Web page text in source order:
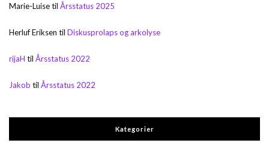
Marie-Luisetil Årsstatus 2025
Herluf Eriksen til Diskusprolaps og arkolyse
rijaH til Årsstatus 2022
Jakob til Årsstatus 2022
Kategorier